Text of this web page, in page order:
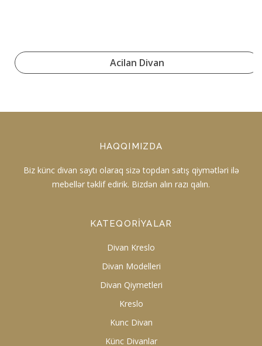
Acilan Divan
HAQQIMIZDA
Biz künc divan saytı olaraq sizə topdan satış qiymətləri ilə
mebellər təklif edirik. Bizdən alın razı qalın.
KATEQORIYALAR
Divan Kreslo
Divan Modelleri
Divan Qiymetleri
Kreslo
Kunc Divan
Künc Divanlar